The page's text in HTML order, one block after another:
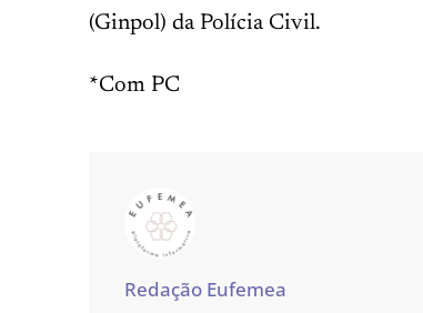
(Ginpol) da Polícia Civil.
*Com PC
Redação Eufemea